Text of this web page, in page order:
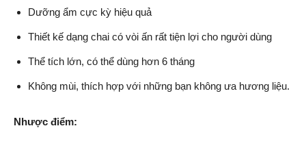
Dưỡng ẩm cực kỳ hiệu quả
Thiết kế dạng chai có vòi ấn rất tiện lợi cho người dùng
Thể tích lớn, có thể dùng hơn 6 tháng
Không mùi, thích hợp với những bạn không ưa hương liệu.
Nhược điểm: